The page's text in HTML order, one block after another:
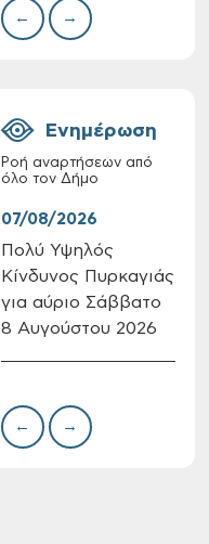
08-2026
Επαναλειτουργία
του συστήματος
← →
Ενημέρωση
Ροή αναρτήσεων από
όλο τον Δήμο
07/08/2026
Πολύ Υψηλός
Κίνδυνος Πυρκαγιάς
για αύριο Σάββατο
8 Αυγούστου 2026
← →